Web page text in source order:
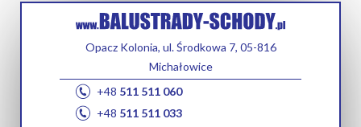
Opacz Kolonia, ul. Środkowa 7, 05-816
Michałowice
+48 511 511 060
+48 511 511 033